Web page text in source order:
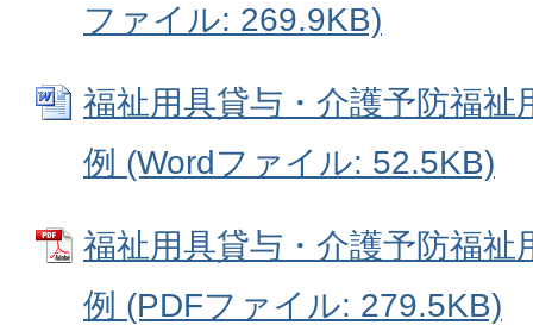
ファイル: 269.9KB)
福祉用具貸与・介護予防福祉
例 (Wordファイル: 52.5KB)
福祉用具貸与・介護予防福祉
例 (PDFファイル: 279.5KB)